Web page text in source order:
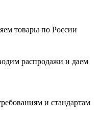
товары по России
распродажи и даем
и стандартам